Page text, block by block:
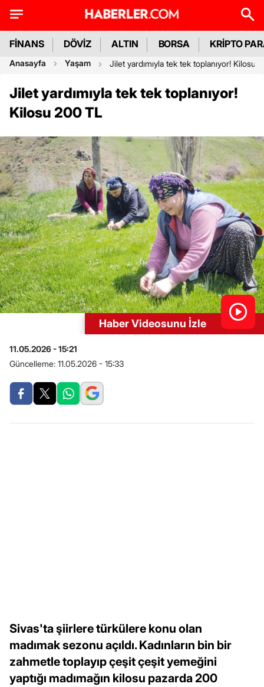
FİNANS DÖVİZ ALTIN BORSA KRİPTO
Anasayfa Yaşam Jilet yardımıyla tek tek toplanıyor! Kilosu
Jilet yardımıyla tek tek toplanıyor!
Kilosu 200 TL
Haber Videosunu İzle
11.05.2026 - 15:21
Güncelleme: 11.05.2026 - 15:33
Sivas'ta şiirlere türkülere konu olan
madımak sezonu açıldı. Kadınların bin bir
zahmetle toplayıp çeşit çeşit yemeğini
yaptığı madımağın kilosu pazarda 200